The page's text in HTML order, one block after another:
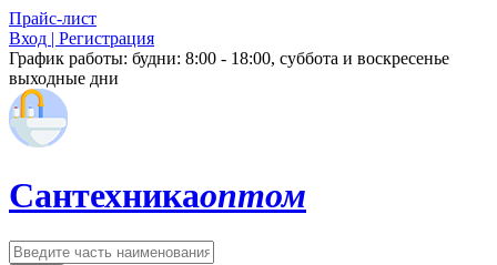
Прайс-лист
Вход | Регистрация
График работы: будни: 8:00 - 18:00, суббота и воскресенье
выходные дни
Сантехникаоптом